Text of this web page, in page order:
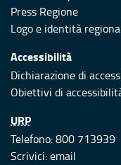
Press Regione
Logo e identità
Accessibilità
Dichiarazione di
Obiettivi di
URP
Telefono: 800 713939
Scrivici:email